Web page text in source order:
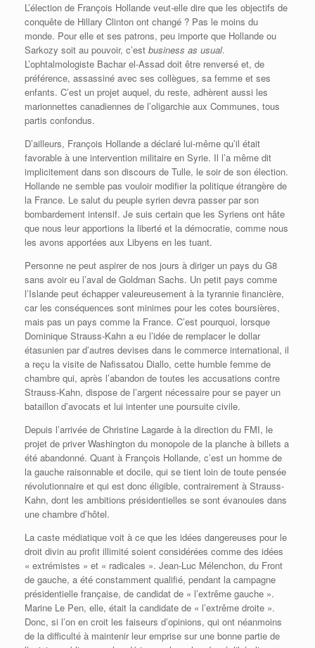
L’élection de François Hollande veut-elle dire que les objectifs de
conquête de Hillary Clinton ont changé ? Pas le moins du
monde. Pour elle et ses patrons, peu importe que Hollande ou
Sarkozy soit au pouvoir, c’est business as usual.
L’ophtalmologiste Bachar el-Assad doit être renversé et, de
préférence, assassiné avec ses collègues, sa femme et ses
enfants. C’est un projet auquel, du reste, adhèrent aussi les
marionnettes canadiennes de l’oligarchie aux Communes, tous
partis confondus.
D’ailleurs, François Hollande a déclaré lui-même qu’il était
favorable à une intervention militaire en Syrie. Il l’a même dit
implicitement dans son discours de Tulle, le soir de son élection.
Hollande ne semble pas vouloir modifier la politique étrangère de
la France. Le salut du peuple syrien devra passer par son
bombardement intensif. Je suis certain que les Syriens ont hâte
que nous leur apportions la liberté et la démocratie, comme nous
les avons apportées aux Libyens en les tuant.
Personne ne peut aspirer de nos jours à diriger un pays du G8
sans avoir eu l’aval de Goldman Sachs. Un petit pays comme
l’Islande peut échapper valeureusement à la tyrannie financière,
car les conséquences sont minimes pour les cotes boursières,
mais pas un pays comme la France. C’est pourquoi, lorsque
Dominique Strauss-Kahn a eu l’idée de remplacer le dollar
étasunien par d’autres devises dans le commerce international, il
a reçu la visite de Nafissatou Diallo, cette humble femme de
chambre qui, après l’abandon de toutes les accusations contre
Strauss-Kahn, dispose de l’argent nécessaire pour se payer un
bataillon d’avocats et lui intenter une poursuite civile.
Depuis l’arrivée de Christine Lagarde à la direction du FMI, le
projet de priver Washington du monopole de la planche à billets a
été abandonné. Quant à François Hollande, c’est un homme de
la gauche raisonnable et docile, qui se tient loin de toute pensée
révolutionnaire et qui est donc éligible, contrairement à Strauss-
Kahn, dont les ambitions présidentielles se sont évanouies dans
une chambre d’hôtel.
La caste médiatique voit à ce que les idées dangereuses pour le
droit divin au profit illimité soient considérées comme des idées
« extrémistes » et « radicales ». Jean-Luc Mélenchon, du Front
de gauche, a été constamment qualifié, pendant la campagne
présidentielle française, de candidat de « l’extrême gauche ».
Marine Le Pen, elle, était la candidate de « l’extrême droite ».
Donc, si l’on en croit les faiseurs d’opinions, qui ont néanmoins
de la difficulté à maintenir leur emprise sur une bonne partie de